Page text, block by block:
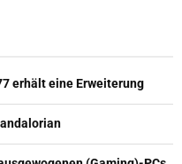
erhält eine Erweiterung